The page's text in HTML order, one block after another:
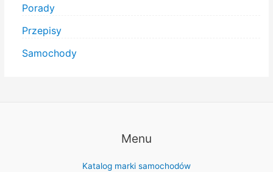
Porady
Przepisy
Samochody
Menu
Katalog marki samochodów